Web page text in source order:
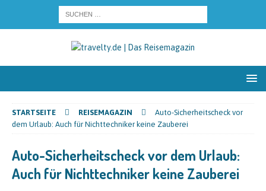
STARTSEITE REISEMAGAZIN
Auto-Sicherheitscheck vor
dem Urlaub: Auch für Nichttechniker keine Zauberei
Auto-Sicherheitscheck vor dem Urlaub:
Auch für Nichttechniker keine Zauberei